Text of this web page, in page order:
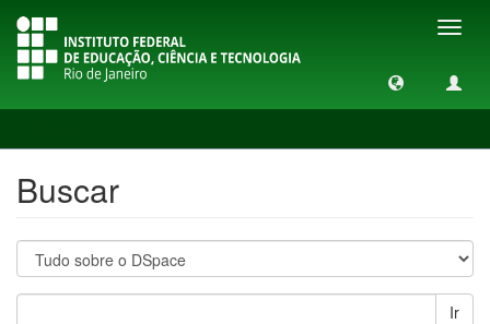
Buscar
Ir